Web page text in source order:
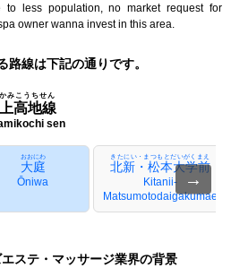
less population, no market request for
owner wanna invest in this area.
路線は下記の通りです。
上高地線
かみこうちせん
sen
大庭
おおにわ
Ōniwa
北新・松本大学前
きたにい・まつもとだいがくまえ
Kitanii-
Matsumotodaigakumae
→
ステ・マッサージ業界の背景